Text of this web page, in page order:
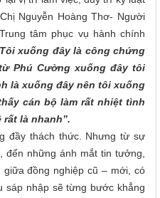
Chị Nguyễn Hoàng Thơ- Người
tâm phục vụ hành chính
xuống đây là công chứng
Phú Cường xuống đây tôi
là xuống đây nên tôi xuống
cán bộ làm rất nhiệt tình
là nhanh”.
đầy thách thức. Nhưng từ sự
đến những ánh mắt tin tưởng,
đồng nghiệp cũ – mới, có
sáp nhập sẽ từng bước khẳng